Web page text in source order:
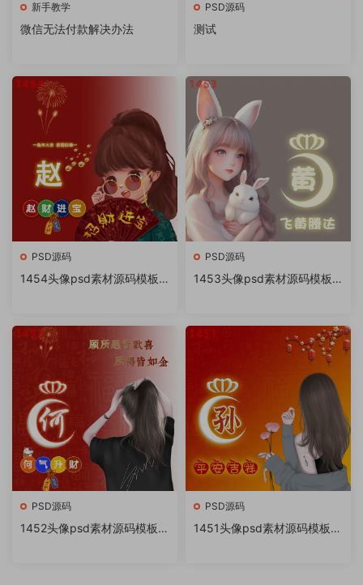
新手教学
微信无法付款解决办法
PSD源码
测试
PSD源码
1454头像psd素材源码模板
作教程软件
PSD源码
1453头像psd素材源码模板
作教程软件
PSD源码
1452头像psd素材源码模板源
PSD源码
1451头像psd素材源码模板源